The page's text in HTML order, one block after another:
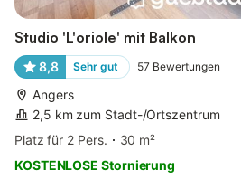
Studio 'L'oriole' mit Balkon
8,8 Sehr gut 57 Bewertungen
Angers
2,5 km zum Stadt-/Ortszentrum
Platz für 2 Pers.
30 m²
KOSTENLOSE Stornierung